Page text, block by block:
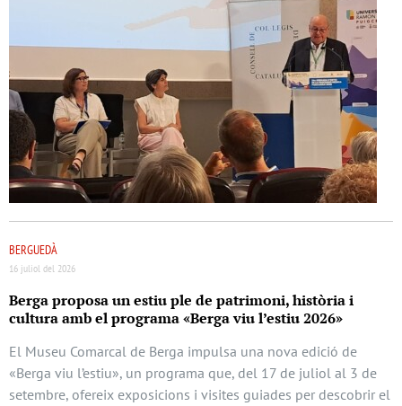
BERGUEDÀ
16 juliol del 2026
Berga proposa un estiu ple de patrimoni, història i
cultura amb el programa «Berga viu l’estiu 2026»
El Museu Comarcal de Berga impulsa una nova edició de
«Berga viu l’estiu», un programa que, del 17 de juliol al 3 de
setembre, ofereix exposicions i visites guiades per descobrir el